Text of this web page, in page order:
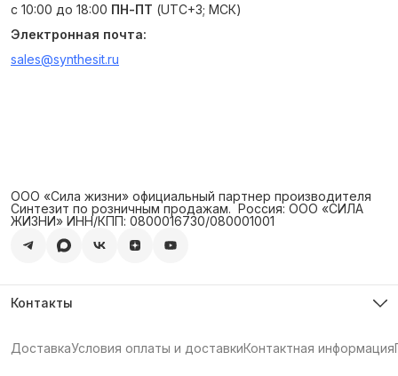
с 10:00 до 18:00 ПН-ПТ (UTC+3; МСК)
Электронная почта:
sales@synthesit.ru
ООО «Сила жизни» официальный партнер производителя
Синтезит по розничным продажам. ‍ Россия: ООО «СИЛА
ЖИЗНИ» ИНН/КПП: 0800016730/080001001
Контакты
Эл. почта
ДоставкаУсловия оплаты и доставкиКонтактная информация